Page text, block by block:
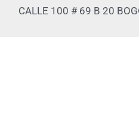
CALLE 100 # 69 B 20